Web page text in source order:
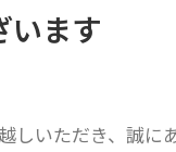
います
しいただき、誠に